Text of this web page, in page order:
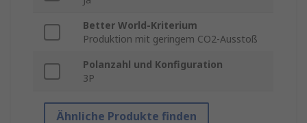
Better World-Kriterium
Produktion mit geringem CO2-Ausstoß
Polanzahl und Konfiguration
3P
Ähnliche Produkte finden